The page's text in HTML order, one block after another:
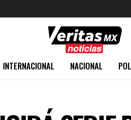
INTERNACIONAL NACIONAL